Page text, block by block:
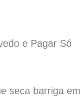
e Pagar Só
seca barriga em